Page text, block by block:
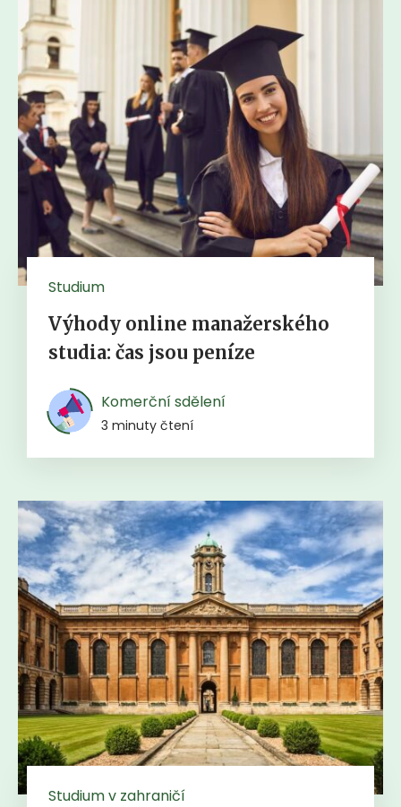
Studium
Výhody online manažerského
studia: čas jsou peníze
Komerční sdělení
3 minuty čtení
Studium v zahraničí